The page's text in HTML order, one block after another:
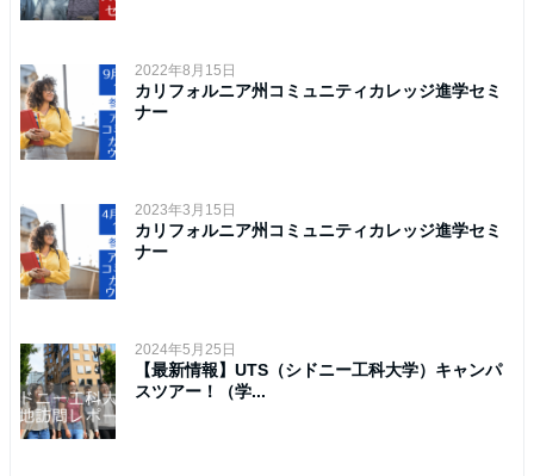
2022年8月15日
カリフォルニア州コミュニティカレッジ進学セミ
ナー
2023年3月15日
カリフォルニア州コミュニティカレッジ進学セミ
ナー
2024年5月25日
【最新情報】UTS（シドニー工科大学）キャンパ
スツアー！（学...